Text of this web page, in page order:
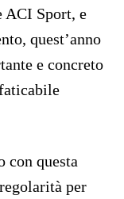
ACI Sport, e
quest’anno
e concreto
con questa
per